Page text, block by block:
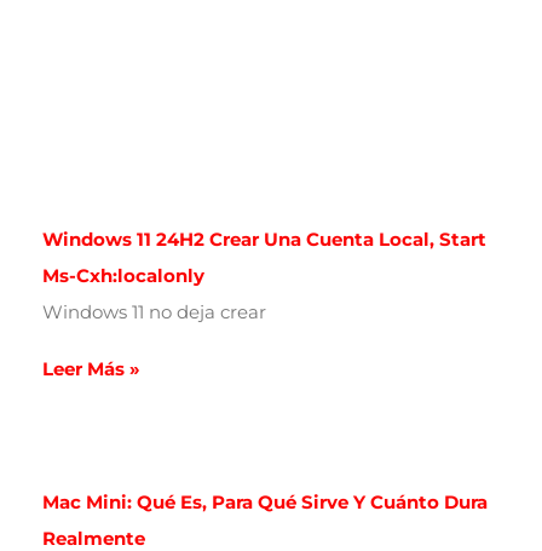
Windows 11 24H2 Crear Una Cuenta Local, Start
Ms-Cxh:localonly
Windows 11 no deja crear
Leer Más »
Mac Mini: Qué Es, Para Qué Sirve Y Cuánto Dura
Realmente